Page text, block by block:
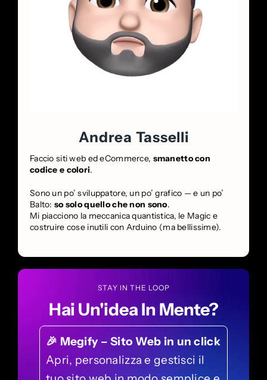
Andrea Tasselli
Faccio siti web ed eCommerce, smanetto con
codice e colori.
Sono un po’ sviluppatore, un po’ grafico — e un po’
Balto: so solo quello che non sono.
Mi piacciono la meccanica quantistica, le Magic e
costruire cose inutili con Arduino (ma bellissime).
STAY IN THE LOOP
Hai Un'idea In Mente?
🎉 Megify – Sito Web in un click
Apri, personalizza e gestisci il